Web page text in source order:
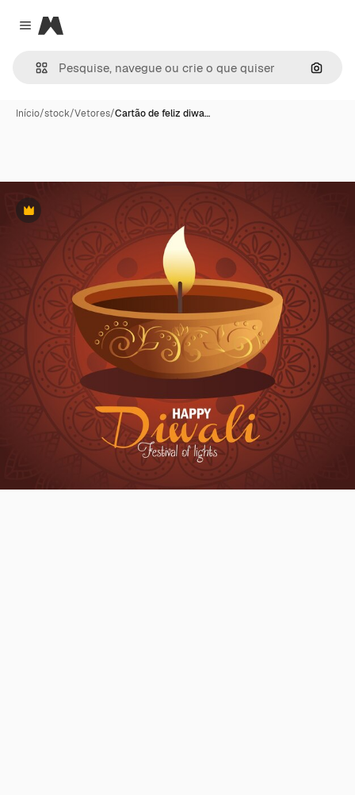
Close menu
Magnific
Início/stock/Vetores/Cartão de feliz diwa…
Premium